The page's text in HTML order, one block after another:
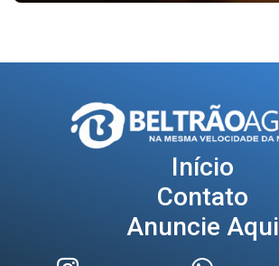
Início
Contato
Anuncie Aqui